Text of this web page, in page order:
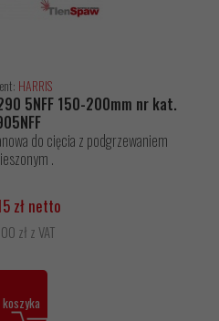
HARRIS
5NFF 150-200mm nr kat.
do cięcia z podgrzewaniem
.
zł netto
zł z VAT